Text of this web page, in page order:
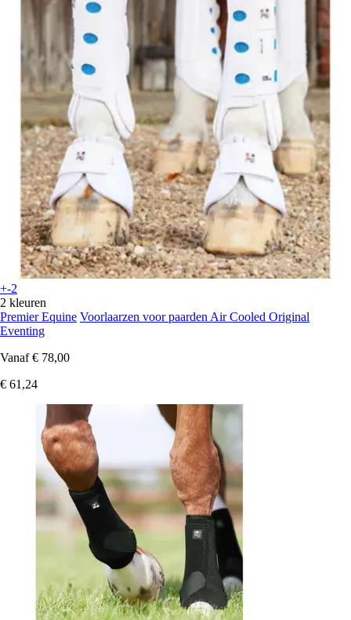
+-2
2 kleuren
Premier Equine Voorlaarzen voor paarden Air Cooled Original
Eventing
Vanaf € 78,00
€ 61,24